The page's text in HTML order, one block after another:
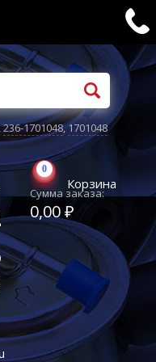
236-1701048,1701048
0
Корзина
Сумма заказа:
0,00 ₽